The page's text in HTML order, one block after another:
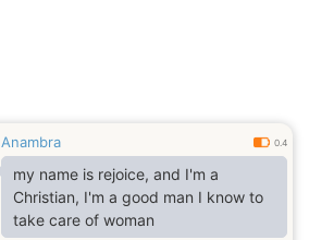
Anambra 0.4
my name is rejoice, and I'm a
Christian, I'm a good man I know to
take care of woman